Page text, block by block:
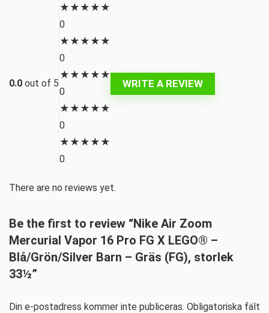
0.0 out of 5
★ ★ ★ ★ ★
0
★ ★ ★ ★ ★
0
★ ★ ★ ★ ★
0
★ ★ ★ ★ ★
0
★ ★ ★ ★ ★
0
WRITE A REVIEW
There are no reviews yet.
Be the first to review “Nike Air Zoom
Mercurial Vapor 16 Pro FG X LEGO® –
Blå/Grön/Silver Barn – Gräs (FG), storlek
33½”
Din e-postadress kommer inte publiceras. Obligatoriska fält